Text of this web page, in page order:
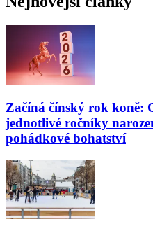
Začíná čínský rok koně:
jednotlivé ročníky
pohádkové bohatství